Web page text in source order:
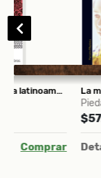
La mujer incierta
Piedad Bonnett
Detalles